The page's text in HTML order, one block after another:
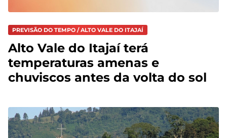
PREVISÃO DO TEMPO / ALTO VALE DO ITAJAÍ
Alto Vale do Itajaí terá
temperaturas amenas e
chuviscos antes da volta do sol